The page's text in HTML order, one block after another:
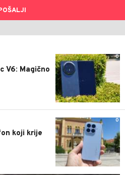
0
V6: Magično
0
koji krije